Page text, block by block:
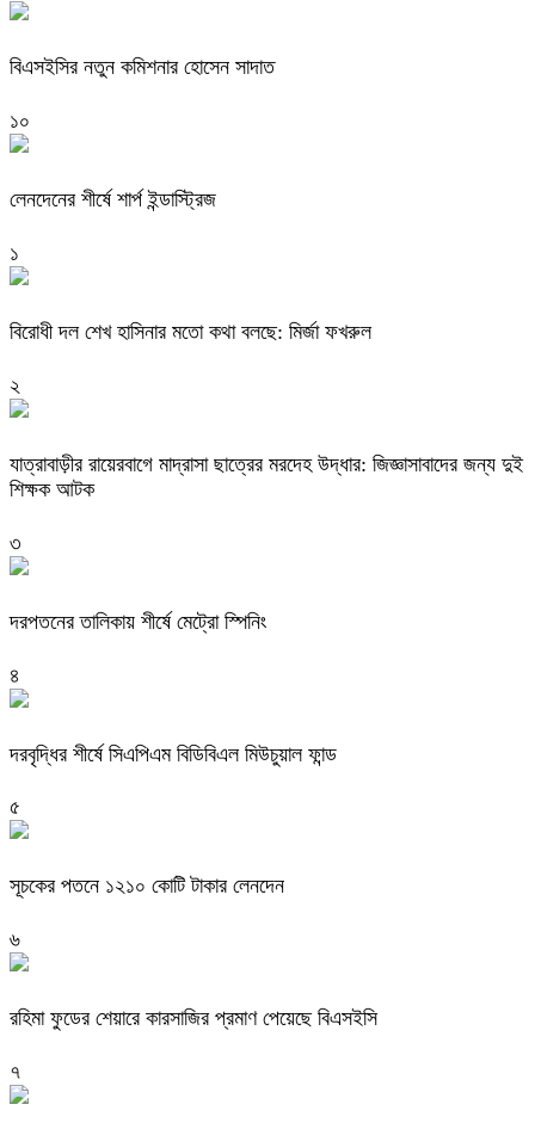
বিএসইসির নতুন কমিশনার হোসেন সাদাত
১০
লেনদেনের শীর্ষে শার্প ইন্ডাস্ট্রিজ
১
বিরোধী দল শেখ হাসিনার মতো কথা বলছে: মির্জা ফখরুল
২
যাত্রাবাড়ীর রায়েরবাগে মাদ্রাসা ছাত্রের মরদেহ উদ্ধার: জিজ্ঞাসাবাদের জন্য দুই
শিক্ষক আটক
৩
দরপতনের তালিকায় শীর্ষে মেট্রো স্পিনিং
৪
দরবৃদ্ধির শীর্ষে সিএপিএম বিডিবিএল মিউচুয়াল ফান্ড
৫
সূচকের পতনে ১২১০ কোটি টাকার লেনদেন
৬
রহিমা ফুডের শেয়ারে কারসাজির প্রমাণ পেয়েছে বিএসইসি
৭